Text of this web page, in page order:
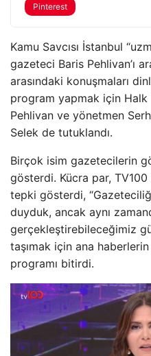
Pinterest
Kamu Savcısı İstanbul
gazeteci Baris Pehlivan’ı
arasındaki konuşmaları
program yapmak için Halk
Pehlivan ve yönetmen
Selek de tutuklandı.
Birçok isim gazetecilerin
gösterdi. Kücra par,
tepki gösterdi,
duyduk, ancak aynı
gerçekleştirebileceğimiz
taşımak için ana
programı bitirdi.